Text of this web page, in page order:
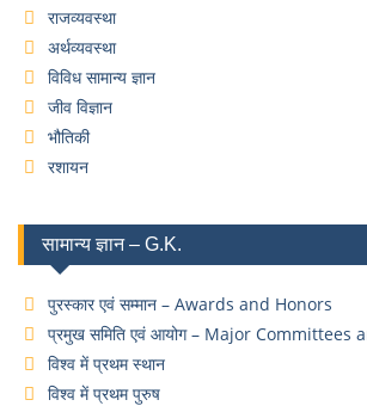
राजव्यवस्था
अर्थव्यवस्था
विविध सामान्य ज्ञान
जीव विज्ञान
भौतिकी
रशायन
सामान्य ज्ञान – G.K.
पुरस्कार एवं सम्मान – Awards and Honors
प्रमुख समिति एवं आयोग – Major Committees
विश्व में प्रथम स्थान
विश्व में प्रथम पुरुष